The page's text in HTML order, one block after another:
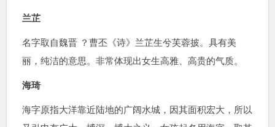
兰芷
名字取自魏晋 ？曹丕《诗》兰芷生兮芙蓉披。具有美
丽，纯洁的意思。非常体现出女生高雅、高贵的气质。
海琦
海字原指大洋靠近陆地的广阔水城，因其面积宏大，所以